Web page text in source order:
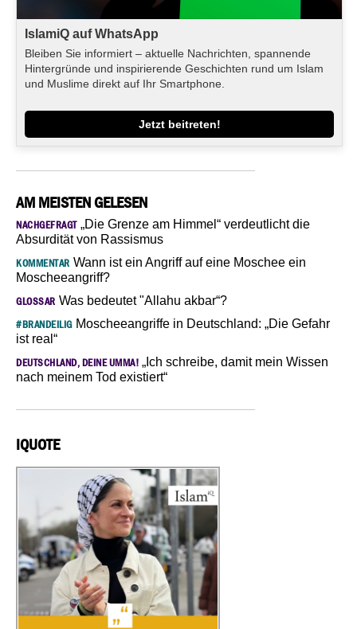
IslamiQ auf WhatsApp
Bleiben Sie informiert – aktuelle Nachrichten, spannende
Hintergründe und inspirierende Geschichten rund um Islam
und Muslime direkt auf Ihr Smartphone.
Jetzt beitreten!
AM MEISTEN GELESEN
NACHGEFRAGT„Die Grenze am Himmel“ verdeutlicht die
Absurdität von Rassismus
KOMMENTAR Wann ist ein Angriff auf eine Moschee ein
Moscheeangriff?
GLOSSAR Was bedeutet "Allahu akbar“?
#BRANDEILIGMoscheeangriffe in Deutschland: „Die Gefahr
ist real“
DEUTSCHLAND, DEINE UMMA! „Ich schreibe, damit mein Wissen
nach meinem Tod existiert“
IQUOTE